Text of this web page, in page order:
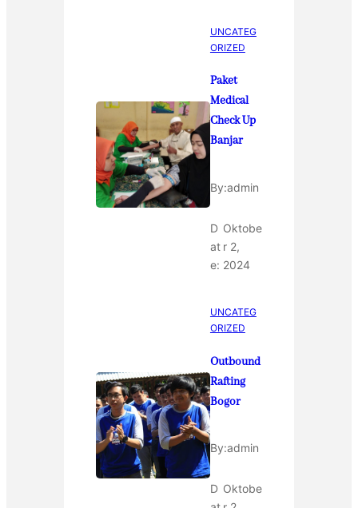
UNCATEG
ORIZED
Paket
Medical
Check Up
Banjar
By:admin
D
at
e:
Oktobe
r 2,
2024
UNCATEG
ORIZED
Outbound
Rafting
Bogor
By:admin
D Oktobe